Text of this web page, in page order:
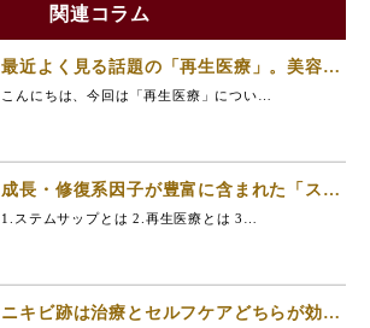
関連コラム
最近よく見る話題の「再生医療」。美容と
の関係について
こんにちは、今回は「再生医療」につい…
成長・修復系因子が豊富に含まれた「ステ
ムサップ」とは？？
1.ステムサップとは 2.再生医療とは 3…
ニキビ跡は治療とセルフケアどちらが効果